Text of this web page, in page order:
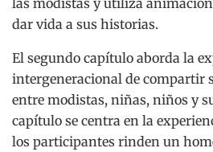
las modistas y utiliza
dar vida a sus historias.
El segundo capítulo aborda la
intergeneracional de compartir
entre modistas, niñas, niños y
capítulo se centra en la
los participantes rinden un